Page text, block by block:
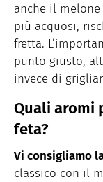
anche il
più acquosi,
fretta.
punto giusto,
invece di
Quali aromi
feta?
Vi consigliamo
classico con il